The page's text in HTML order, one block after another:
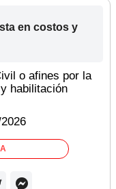
en costos y
o afines por la
habilitación